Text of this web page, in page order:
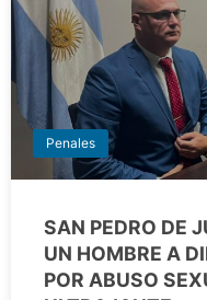
Penales
SAN PEDRO DE
UN HOMBRE A
POR ABUSO